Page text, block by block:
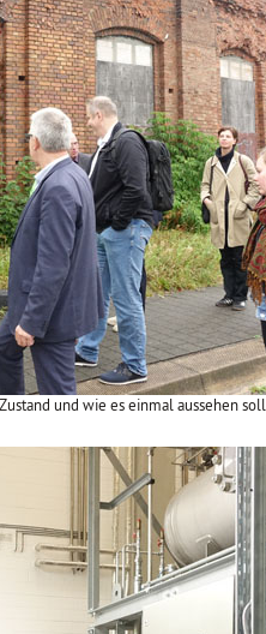
und wie es einmal aussehen soll